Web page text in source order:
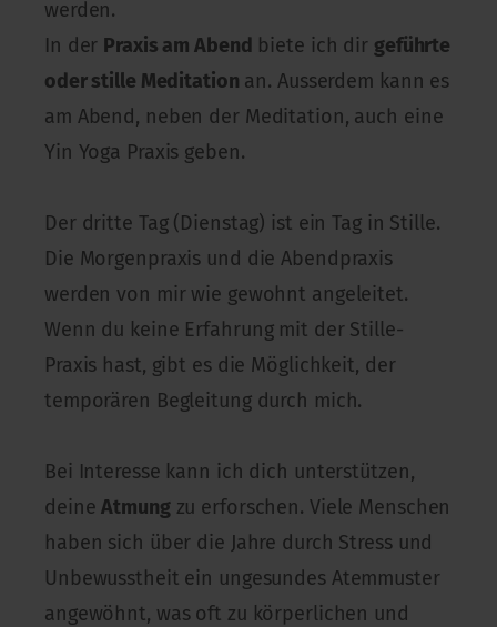
werden.
In der Praxis am Abend biete ich dir geführte
oder stille Meditation an. Ausserdem kann es
am Abend, neben der Meditation, auch eine
Yin Yoga Praxis geben.
Der dritte Tag (Dienstag) ist ein Tag in Stille.
Die Morgenpraxis und die Abendpraxis
werden von mir wie gewohnt angeleitet.
Wenn du keine Erfahrung mit der Stille-
Praxis hast, gibt es die Möglichkeit, der
temporären Begleitung durch mich.
Bei Interesse kann ich dich unterstützen,
deineAtmungzu erforschen. Viele Menschen
haben sich über die Jahre durch Stress und
Unbewusstheit ein ungesundes Atemmuster
angewöhnt, was oft zu körperlichen und